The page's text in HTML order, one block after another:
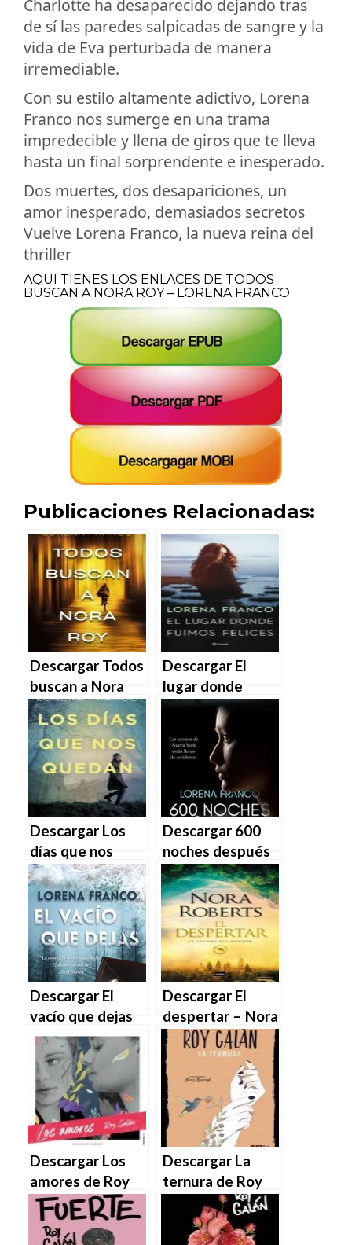
Charlotte ha desaparecido dejando tras
de sí las paredes salpicadas de sangre y la
vida de Eva perturbada de manera
irremediable.
Con su estilo altamente adictivo, Lorena
Franco nos sumerge en una trama
impredecible y llena de giros que te lleva
hasta un final sorprendente e inesperado.
Dos muertes, dos desapariciones, un
amor inesperado, demasiados secretos
Vuelve Lorena Franco, la nueva reina del
thriller
AQUI TIENES LOS ENLACES DE TODOS
BUSCAN A NORA ROY – LORENA FRANCO
Publicaciones Relacionadas:
Descargar Todos
buscan a Nora
Roy de Lorena
Franco en EPUB |
PDF | MOBI
Descargar El
lugar donde
fuimos felices –
Lorena Franco en
EPUB | PDF |
Descargar Los
días que nos
quedan de
Lorena Franco en
EPUB | PDF |
MOBI
Descargar 600
noches después
de Lorena Franco
en EPUB | PDF |
MOBI
Descargar El
vacío que dejas
de Lorena Franco
en EPUB | PDF |
MOBI
Descargar El
despertar – Nora
Roberts en EPUB
| PDF | MOBI
Descargar Los
amores de Roy
Galán en EPUB |
PDF | MOBI
Descargar La
ternura de Roy
Galán en EPUB |
PDF | MOBI